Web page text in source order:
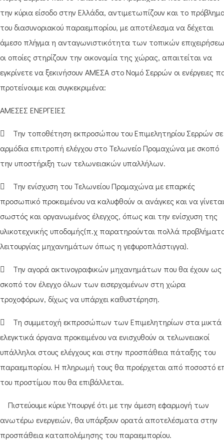
την κύρια είσοδο στην Ελλάδα, αντιμετωπίζουν και το
του διασυνοριακού παραεμπορίου, με αποτέλεσμα να δέχεται
άμεσο πλήγμα η ανταγωνιστικότητα των τοπικών
οι οποίες στηρίζουν την οικονομία της χώρας, απαιτείται να
εγκρίνετε να ξεκινήσουν ΑΜΕΣΑ στο Νομό Σερρών οι ενέργειες
προτείνουμε και συγκεκριμένα:
ΑΜΕΣΕΣ ΕΝΕΡΓΕΙΕΣ
 Την τοποθέτηση εκπροσώπου του Επιμελητηρίου Σερρών σε
αρμόδια επιτροπή ελέγχου στο Τελωνείο Προμαχώνα με σκοπό
την υποστήριξη των τελωνειακών υπαλλήλων.
 Την ενίσχυση του Τελωνείου Προμαχώνα με επαρκές
προσωπικό προκειμένου να καλυφθούν οι ανάγκες και να γίνεται
σωστός και οργανωμένος έλεγχος, όπως και την ενίσχυση της
υλικοτεχνικής υποδομής(π.χ παρατηρούνται πολλά
λειτουργίας μηχανημάτων όπως η γεφυροπλάστιγγα).
 Την αγορά ακτινογραφικών μηχανημάτων που θα έχουν ως
σκοπό τον έλεγχο όλων των εισερχομένων στη χώρα
τροχοφόρων, δίχως να υπάρχει καθυστέρηση.
 Τη συμμετοχή εκπροσώπων των Επιμελητηρίων στα μικτά
ελεγκτικά όργανα προκειμένου να ενισχυθούν οι τελωνειακοί
υπάλληλοι στους ελέγχους και στην προσπάθεια πάταξης του
παραεμπορίου. Η πληρωμή τους θα προέρχεται από ποσοστό
του προστίμου που θα επιβάλλεται.
Πιστεύουμε κύριε Υπουργέ ότι με την άμεση εφαρμογή των
ανωτέρω ενεργειών, θα υπάρξουν ορατά αποτελέσματα στην
προσπάθεια καταπολέμησης του παραεμπορίου.